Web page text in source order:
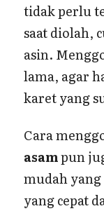
tidak perlu
saat diolah,
asin.
lama, agar
karet yang
Cara
asampun
mudah
yang cepat